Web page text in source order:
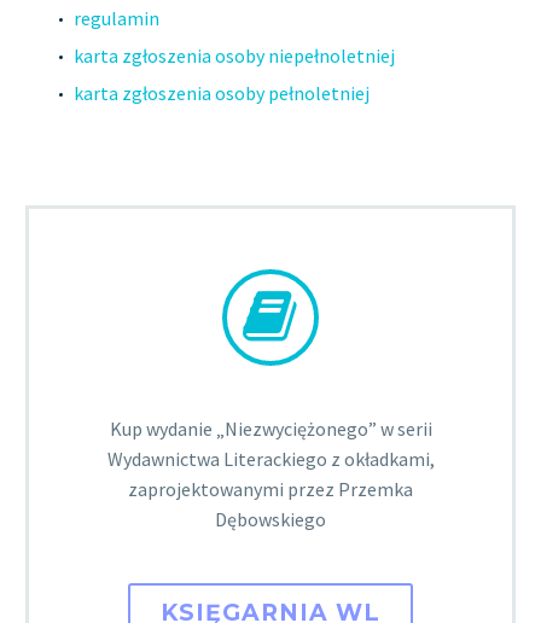
regulamin
karta zgłoszenia osoby niepełnoletniej
karta zgłoszenia osoby pełnoletniej


Kup wydanie „Niezwyciężonego” w serii
Wydawnictwa Literackiego z okładkami,
zaprojektowanymi przez Przemka
Dębowskiego
KSIĘGARNIA WL